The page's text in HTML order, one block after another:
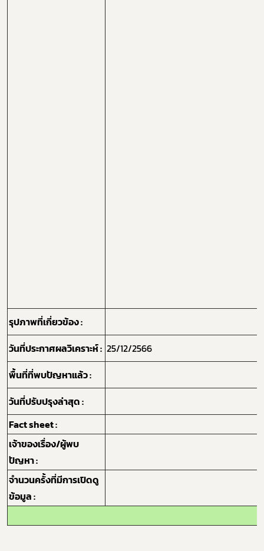
รุปภาพที่เกี่ยวข้อง :
วันที่ประกาศผลวิเคราะห์ : 25/12/2566
พื้นที่ที่พบปัญหาแล้ว :
วันที่ปรับปรุงล่าสุด :
Fact sheet :
เจ้าของเรื่อง/ผู้พบ
ปัญหา :
จำนวนครั้งที่มีการเปิดดู
ข้อมูล :